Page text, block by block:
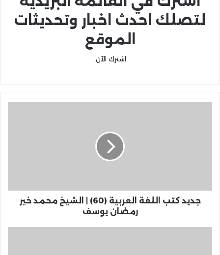
لتصلك احدث اخبار وتحديثات
الموقع
اشترك الآن.
جديد كتب اللغة العربية (60) | الشيخ محمد خير
رمضان يوسف